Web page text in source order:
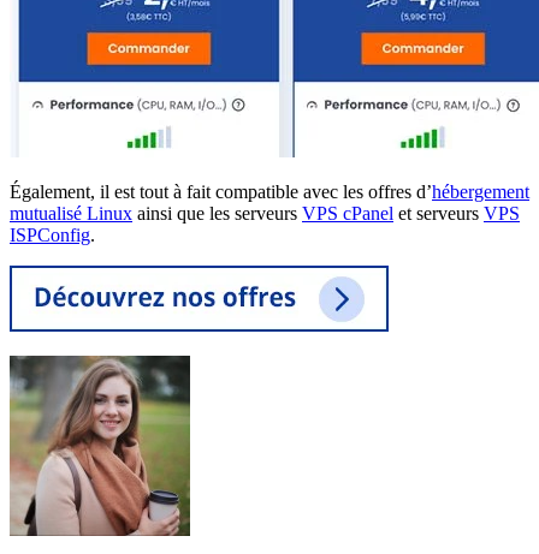
Également, il est tout à fait compatible avec les offres d’hébergement
mutualisé Linux ainsi que les serveurs VPS cPanel et serveurs VPS
ISPConfig.